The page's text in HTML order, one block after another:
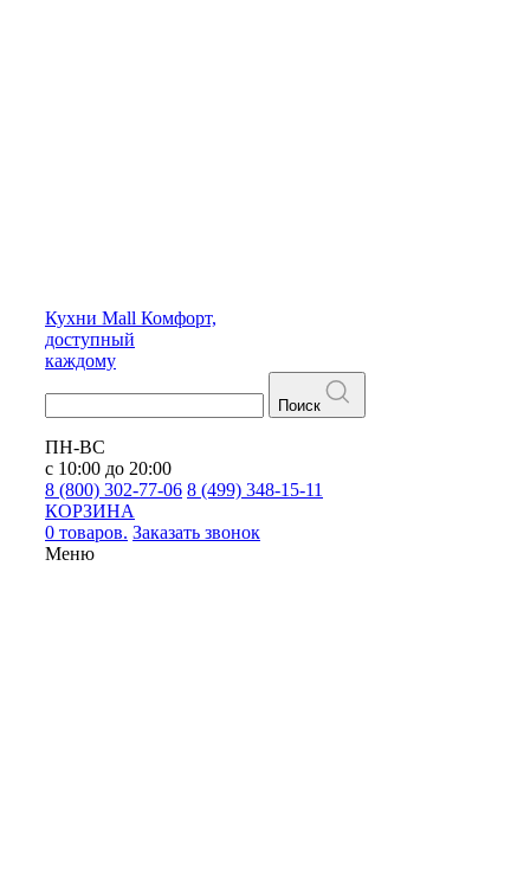
Кухни Mall Комфорт,
доступный
каждому
Поиск
ПН-ВС
с 10:00 до 20:00
8 (800) 302-77-06 8 (499) 348-15-11
КОРЗИНА
0 товаров. Заказать звонок
Меню